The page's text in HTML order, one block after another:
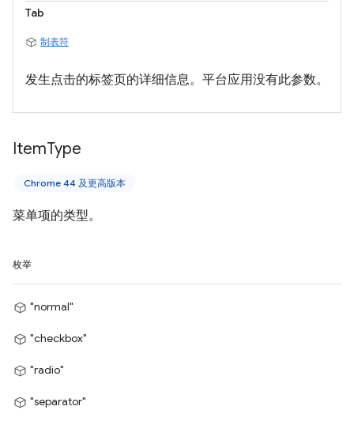
Tab
制表符
发生点击的标签页的详细信息。平台应用没有此参数。
ItemType
Chrome 44 及更高版本
菜单项的类型。
枚举
"normal"
"checkbox"
"radio"
"separator"